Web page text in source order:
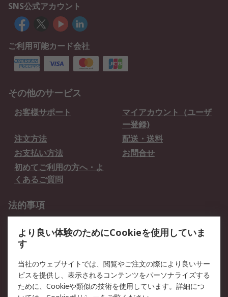
SNS公式アカウント
ご利用可能カード会社
その他のサービス
お客様サポート
マイアカウント（ユーザ
ー登録)
注文方法
配送・送料
お支払い方法
お問合せ
初めてご利用の方へ・よ
くあるご質問
法的事項
クッキーポリシー
RSについて
会社概要
採用情報
より良い体験のためにCookieを使用していま
す
当社のウェブサイトでは、閲覧やご注文の際により良いサー
ビスを提供し、表示されるコンテンツをパーソナライズする
ために、Cookieや類似の技術を使用しています。詳細につ